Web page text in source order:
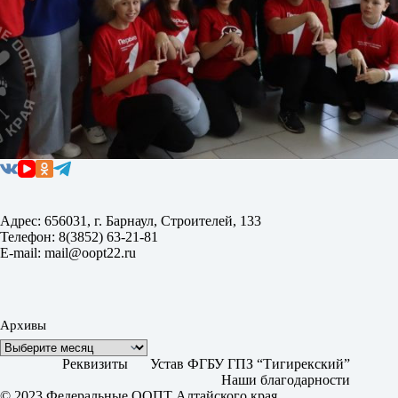
Адрес: 656031, г. Барнаул, Строителей, 133
Телефон: 8(3852) 63-21-81
E-mail: mail@oopt22.ru
Архивы
Реквизиты
Устав ФГБУ ГПЗ “Тигирекский”
Наши благодарности